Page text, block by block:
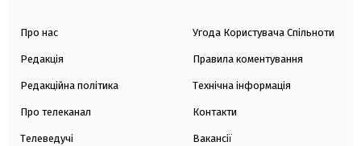
Про нас
Редакція
Редакційна політика
Про телеканал
Телеведучі
Угода Користувача Спільноти
Правила коментування
Технічна інформація
Контакти
Вакансії